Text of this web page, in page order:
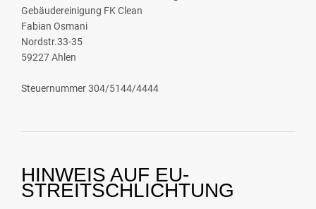
Gebäudereinigung FK Clean
Fabian Osmani
Nordstr.33-35
59227 Ahlen
Steuernummer 304/5144/4444
HINWEIS AUF EU-
STREITSCHLICHTUNG